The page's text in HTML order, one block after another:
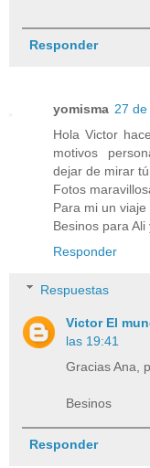
Responder
yomisma 27
Hola Victor
motivos
dejar de mirar tú
Fotos
Para mi un
Besinos para Ali
Responder
Respuestas
Victor El
las 19:41
Gracias Ana,
Besinos
Responder